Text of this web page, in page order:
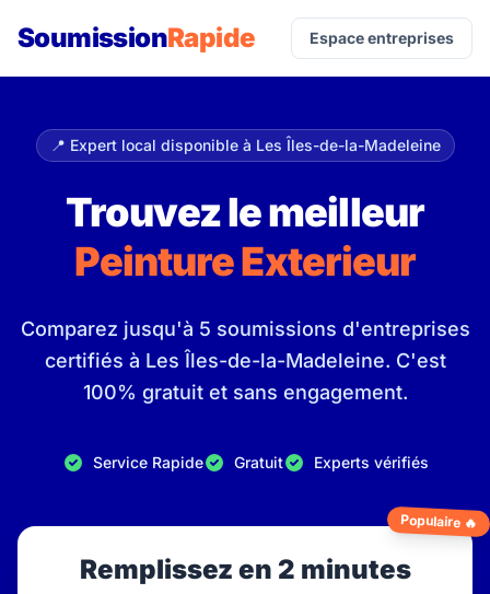
SoumissionRapide Espace entreprises
📍 Expert local disponible à Les Îles-de-la-Madeleine
Trouvez le meilleur
Peinture Exterieur
Comparez jusqu'à 5 soumissions d'entreprises
certifiés à Les Îles-de-la-Madeleine. C'est
100% gratuit et sans engagement.
Service Rapide Gratuit Experts vérifiés
Populaire 🔥
Remplissez en 2 minutes